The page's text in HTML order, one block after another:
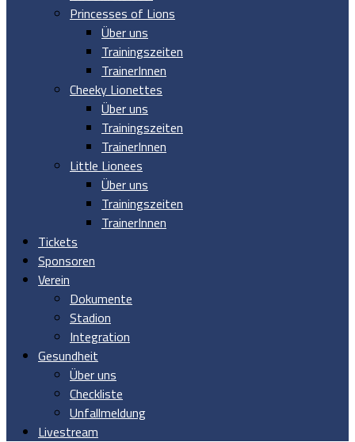
Princesses of Lions
Über uns
Trainingszeiten
TrainerInnen
Cheeky Lionettes
Über uns
Trainingszeiten
TrainerInnen
Little Lionees
Über uns
Trainingszeiten
TrainerInnen
Tickets
Sponsoren
Verein
Dokumente
Stadion
Integration
Gesundheit
Über uns
Checkliste
Unfallmeldung
Livestream